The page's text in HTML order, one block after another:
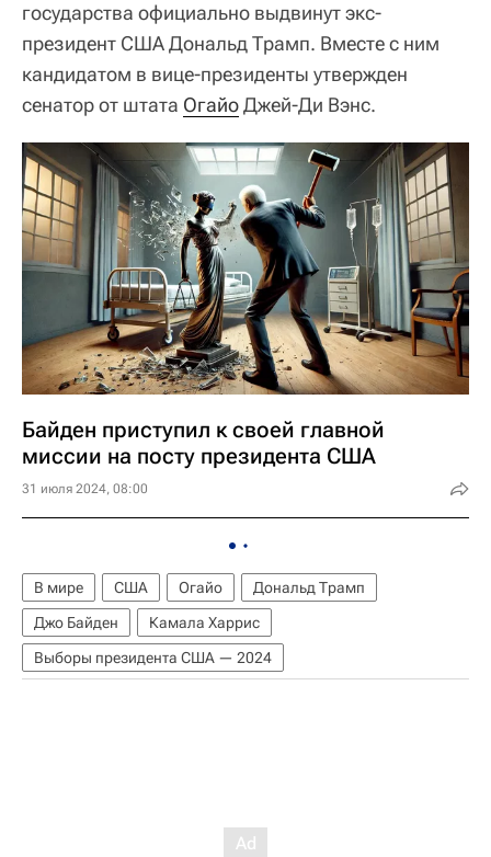
государства официально выдвинут экс-
президент США Дональд Трамп. Вместе с ним
кандидатом в вице-президенты утвержден
сенатор от штата ОгайоДжей-Ди Вэнс.
Байден приступил к своей главной
миссии на посту президента США
31 июля 2024, 08:00
В мире США Огайо
Дональд Трамп
Джо Байден
Камала Харрис
Выборы президента США — 2024